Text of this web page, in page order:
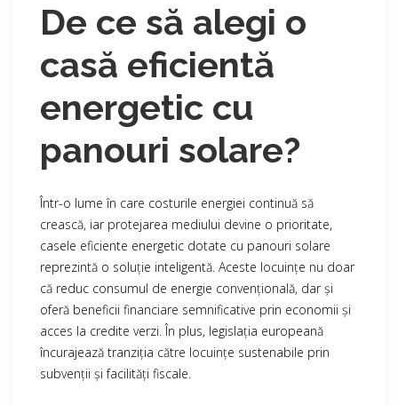
De ce să alegi o
casă eficientă
energetic cu
panouri solare?
Într-o lume în care costurile energiei continuă să
crească, iar protejarea mediului devine o prioritate,
casele eficiente energetic dotate cu panouri solare
reprezintă o soluție inteligentă. Aceste locuințe nu doar
că reduc consumul de energie convențională, dar și
oferă beneficii financiare semnificative prin economii și
acces la credite verzi. În plus, legislația europeană
încurajează tranziția către locuințe sustenabile prin
subvenții și facilități fiscale.